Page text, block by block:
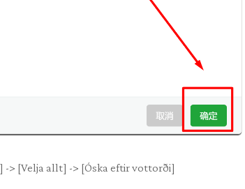
> [Velja allt] -> [Óska eftir vottorði]